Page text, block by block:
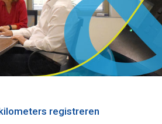
registreren